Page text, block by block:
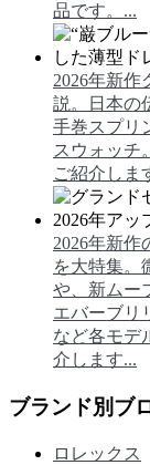
品です。...
2026年新作
説。日本の
手巻スプリ
スウォッチ
ご紹介しま
2026年新作
を大特集。
や、新ムー
エバーブリ
など各モデ
介します...
ブランド別ブ
ロレックス